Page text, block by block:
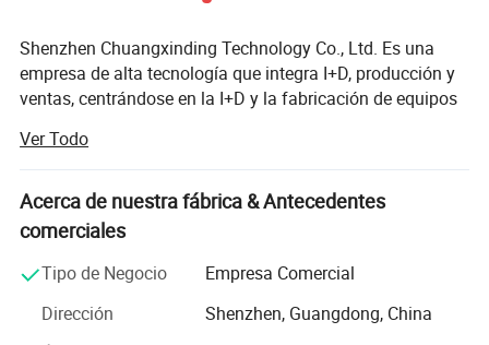
Shenzhen Chuangxinding Technology Co., Ltd. Es una
empresa de alta tecnología que integra I+D, producción y
ventas, centrándose en la I+D y la fabricación de equipos
empresa incluyen: Teléfonos inteligentes, teléfonos
Android, 5G teléfonos inteligentes, 4G teléfonos
inteligentes, teléfonos móviles y teléfonos clave. Los tipos
de productos son ricos y pueden satisfacer las
mercado mundial.
Desde su creación, la empresa siempre ha cumplido con
Ver Todo
Acerca de nuestra fábrica & Antecedentes
comerciales
Tipo de Negocio
Empresa Comercial
Dirección
Shenzhen, Guangdong, China